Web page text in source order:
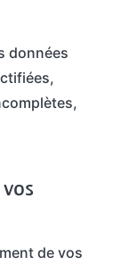
données
de vos